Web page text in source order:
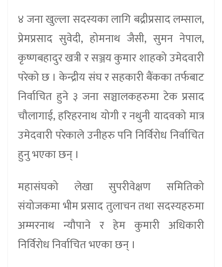
४ जना खुल्ला सदस्यका लागि बद्रीप्रसाद लम्साल,
प्रेमप्रसाद सुवेदी, होमनाथ जैसी, सुमन नेपाल,
कृष्णबहादुर खत्री र सञ्जय कुमार शाहको उमेदवारी
परेको छ । केन्द्रीय संघ र सहकारी बैंकका तर्फबाट
निर्वाचित हुने ३ जना सञ्चालकहरुमा टेक प्रसाद
चौलागाई, हरिहरनाथ योगी र नथुनी यादवको मात्र
उमेदवारी परेकाले उनीहरु पनि निर्विरोध निर्वाचित
हुनु भएका छन् ।
महासंघको लेखा सुपरीवेक्षण समितिको
संयोजकमा भीम प्रसाद तुलाचन तथा सदस्यहरुमा
अम्मरनाथ न्यौपाने र हेम कुमारी अधिकारी
निर्विरोध निर्वाचित भएका छन् ।